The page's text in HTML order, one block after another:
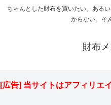
ちゃんとした財布を買いたい。ある
からない。そ
財布
[広告] 当サイトはアフィリエ